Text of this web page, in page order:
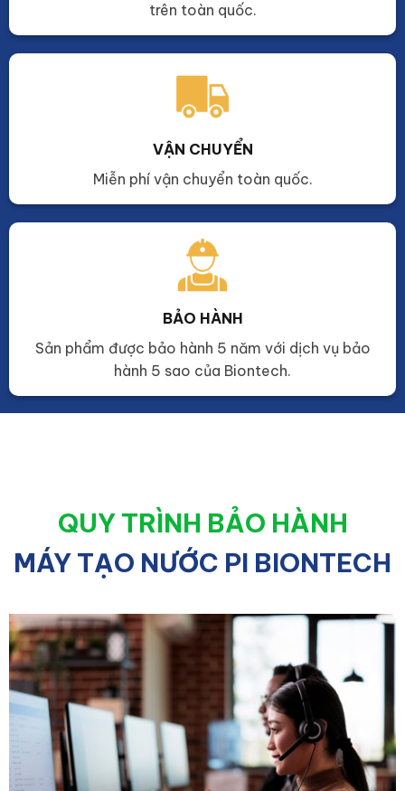
trên toàn quốc.
VẬN CHUYỂN
Miễn phí vận chuyển toàn quốc.
BẢO HÀNH
Sản phẩm được bảo hành 5 năm với dịch vụ bảo
hành 5 sao của Biontech.
QUY TRÌNH BẢO HÀNH
MÁY TẠO NƯỚC PI BIONTECH